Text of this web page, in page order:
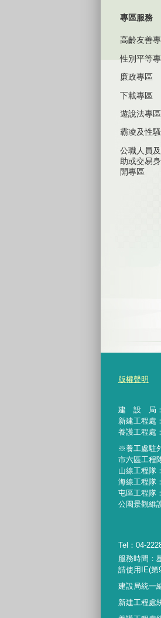
專區服務
高齡友善
性別平等
廉政專區
下載專區
遊說法專區
霸凌及性
公職人員
助或交易
開專區
版權聲明
建 設 局：
新建工程處
養護工程處
※養工處駐
市六區工程
山線工程隊
海線工程隊
屯區工程隊
公園景觀維
Tel：04-
服務時間：
請使用IE(第
建設局統一
新建工程處